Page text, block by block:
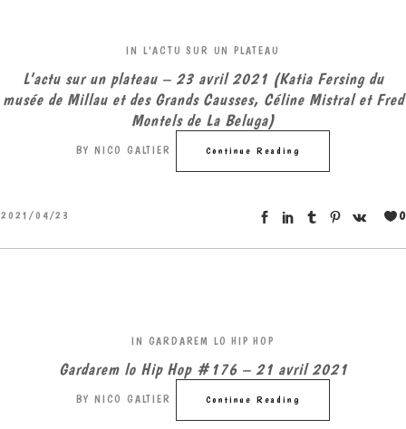
IN L'ACTU SUR UN PLATEAU
L’actu sur un plateau – 23 avril 2021 (Katia Fersing du
musée de Millau et des Grands Causses, Céline Mistral et Fred
Montels de La Beluga)
BY NICO GALTIER Continue Reading
2021/04/23 0
IN GARDAREM LO HIP HOP
Gardarem lo Hip Hop #176 – 21 avril 2021
BY NICO GALTIER Continue Reading